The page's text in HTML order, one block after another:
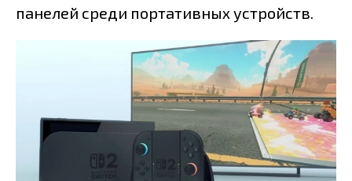
панелей среди портативных устройств.